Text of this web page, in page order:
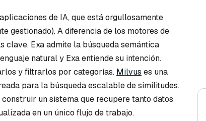
de IA, que está orgullosamente
gestionado). A diferencia de los motores de
clave, Exa admite la búsqueda semántica
natural y Exa entiende su intención.
y filtrarlos por categorías. Milvus es una
para la búsqueda escalable de similitudes.
un sistema que recupere tanto datos
en un único flujo de trabajo.